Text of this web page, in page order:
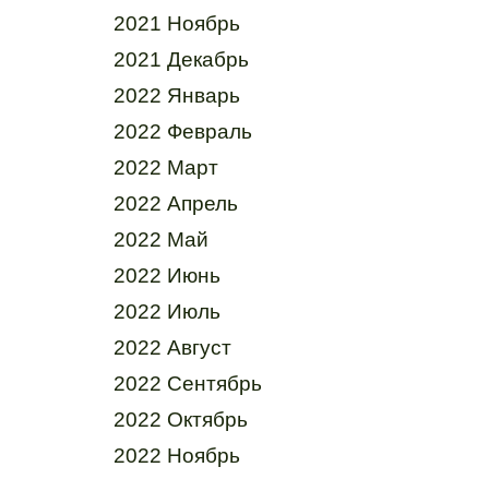
2021 Ноябрь
2021 Декабрь
2022 Январь
2022 Февраль
2022 Март
2022 Апрель
2022 Май
2022 Июнь
2022 Июль
2022 Август
2022 Сентябрь
2022 Октябрь
2022 Ноябрь